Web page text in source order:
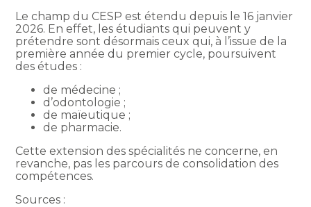
Le champ du CESP est étendu depuis le 16 janvier
2026. En effet, les étudiants qui peuvent y
prétendre sont désormais ceux qui, à l’issue de la
première année du premier cycle, poursuivent
des études :
de médecine ;
d’odontologie ;
de maïeutique ;
de pharmacie.
Cette extension des spécialités ne concerne, en
revanche, pas les parcours de consolidation des
compétences.
Sources :